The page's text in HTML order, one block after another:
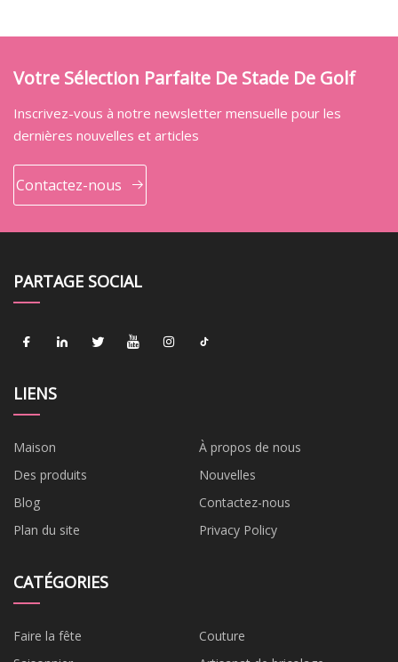
Votre Sélection Parfaite De Stade De Golf
Inscrivez-vous à notre newsletter mensuelle pour les
dernières nouvelles et articles
Contactez-nous
PARTAGE SOCIAL
LIENS
Maison
À propos de nous
Des produits
Nouvelles
Blog
Contactez-nous
Plan du site
Privacy Policy
CATÉGORIES
Faire la fête
Couture